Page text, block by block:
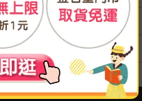
無庫存
無庫存